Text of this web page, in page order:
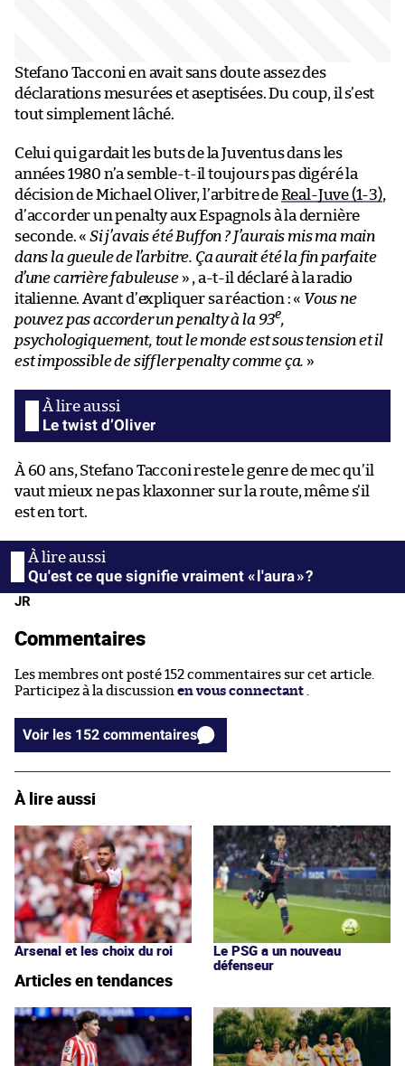
Stefano Tacconi en avait sans doute assez des
déclarations mesurées et aseptisées. Du coup, il s’est
tout simplement lâché.
Celui qui gardait les buts de la Juventus dans les
années 1980 n’a semble-t-il toujours pas digéré la
décision de Michael Oliver, l’arbitre deReal-Juve (1-3),
d’accorder un penalty aux Espagnols à la dernière
seconde. «Si j’avais été Buffon ? J’aurais mis ma main
dans la gueule de l’arbitre. Ça aurait été la fin parfaite
d’une carrière fabuleuse» , a-t-il déclaré à la radio
italienne. Avant d’expliquer sa réaction : « Vous ne
pouvez pas accorder un penalty à la 93e,
psychologiquement, tout le monde est sous tension et il
est impossible de siffler penalty comme ça. »
Le twist d’Oliver
À 60 ans, Stefano Tacconi reste le genre de mec qu’il
vaut mieux ne pas klaxonner sur la route, même s’il
est en tort.
Qu'est ce que signifie vraiment « l'aura » ?
JR
Commentaires
Les membres ont posté 152 commentaires sur cet article.
Participez à la discussion en vous connectant
Voir les 152 commentaires
À lire aussi
Arsenal et les choix du roi
Le PSG a un nouveau
défenseur
Articles en tendances